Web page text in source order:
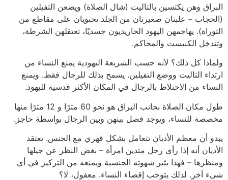
البراق وهن يكتسين بالتاليت (شال الصلاة) ويضعن التفيلين
(الحجاب – علبتان صغيرتان من الجلد تحتويان على مقاطع من
التوراة). يهاجمهن اليهود الحاريديون جسديًا، تعتقلهن الشرطة،
وتتدخل الكنيست والمحاكم.
ولماذا كل ذلك؟ لأنه حسب الشريعة اليهودية يمنع النساء من
ارتداء التاليت ووضع التفيلين. يسمح بذلك للرجال فقط. ويمنع
النساء من الاختلاط بالرجال في المكان الأكثر قدسية لليهود.
طول مكان الصلاة بجانب البراق هو نحو 60 مترًا و 12 مترًا منها
مخصصة للنساء، ويوجد فصل بينهن وبين الرجال بواسطة حاجز.
يبدو أن معظم الأديان تتعامل بشكل قهري مع الجنس. تعتقد
الأديان أنه إذا رأى رجل متدين امرأة – بغض النظر عن جيلها
ومنظرها – فهذا يثير شهوته الجنسية ويمنعه من التركيز في أي
شيء آخر. لذلك يتوجب إقصاء النساء. معقول، لا؟